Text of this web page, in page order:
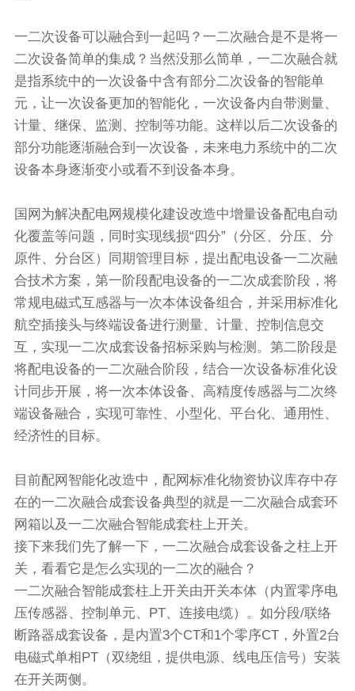
一二次设备可以融合到一起吗？一二次融合是不是将一
二次设备简单的集成？当然没那么简单，一二次融合就
是指系统中的一次设备中含有部分二次设备的智能单
元，让一次设备更加的智能化，一次设备内自带测量、
计量、继保、监测、控制等功能。这样以后二次设备的
部分功能逐渐融合到一次设备，未来电力系统中的二次
设备本身逐渐变小或看不到设备本身。
国网为解决配电网规模化建设改造中增量设备配电自动
化覆盖等问题，同时实现线损“四分”（分区、分压、分
原件、分台区）同期管理目标，提出配电设备一二次融
合技术方案，第一阶段配电设备的一二次成套阶段，将
常规电磁式互感器与一次本体设备组合，并采用标准化
航空插接头与终端设备进行测量、计量、控制信息交
互，实现一二次成套设备招标采购与检测。第二阶段是
将配电设备的一二次融合阶段，结合一次设备标准化设
计同步开展，将一次本体设备、高精度传感器与二次终
端设备融合，实现可靠性、小型化、平台化、通用性、
经济性的目标。
目前配网智能化改造中，配网标准化物资协议库存中存
在的一二次融合成套设备典型的就是一二次融合成套环
网箱以及一二次融合智能成套柱上开关。
接下来我们先了解一下，一二次融合成套设备之柱上开
关，看看它是怎么实现的一二次的融合？
一二次融合智能成套柱上开关由开关本体（内置零序电
压传感器、控制单元、PT、连接电缆）。如分段/联络
断路器成套设备，是内置3个CT和1个零序CT，外置2台
电磁式单相PT（双绕组，提供电源、线电压信号）安装
在开关两侧。